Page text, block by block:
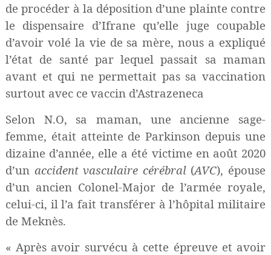
de procéder à la déposition d’une plainte contre
le dispensaire d’Ifrane qu’elle juge coupable
d’avoir volé la vie de sa mère, nous a expliqué
l’état de santé par lequel passait sa maman
avant et qui ne permettait pas sa vaccination
surtout avec ce vaccin d’Astrazeneca
Selon N.O, sa maman, une ancienne sage-
femme, était atteinte de Parkinson depuis une
dizaine d’année, elle a été victime en août 2020
d’un accident vasculaire cérébral(AVC), épouse
d’un ancien Colonel-Major de l’armée royale,
celui-ci, il l’a fait transférer à l’hôpital militaire
de Meknès.
« Après avoir survécu à cette épreuve et avoir